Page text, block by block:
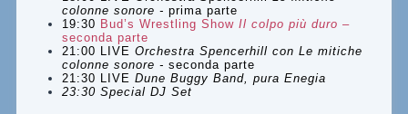
colonne sonore - prima parte
19:30 Bud’s Wrestling Show Il colpo più duro –
seconda parte
21:00 LIVE Orchestra Spencerhill con Le mitiche
colonne sonore - seconda parte
21:30 LIVE Dune Buggy Band, pura Enegia
23:30 Special DJ Set